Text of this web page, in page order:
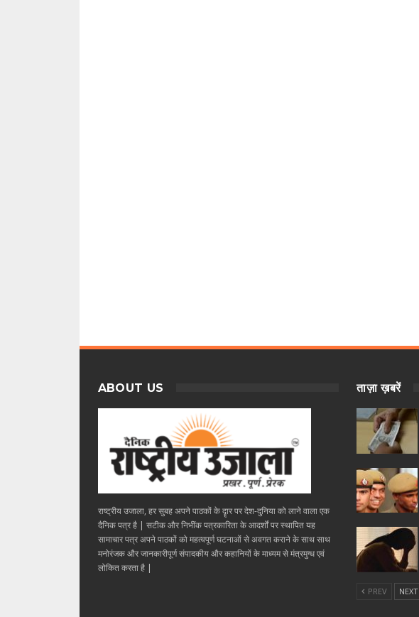
ABOUT US
राष्ट्रीय उजाला, हर सुबह अपने पाठकों के दॄार पर देश-दुनिया को लाने वाला एक
दैनिक पत्र है | सटीक और निभींक पत्रकारिता के आदर्शों पर स्थापित यह
सामाचार पत्र अपने पाठकों को महत्वपूर्ण घटनाओं से अवगत कराने के साथ साथ
मनोरंजक और जानकारीपूर्ण संपादकीय और कहानियों के माध्यम से मंत्रमुग्ध एवं
लोकित करता है |
ताज़ा ख़बरें
PREV NEXT